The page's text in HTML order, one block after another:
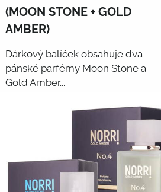
(MOON STONE + GOLD
AMBER)
Dárkový balíček obsahuje dva
pánské parfémy Moon Stone a
Gold Amber...